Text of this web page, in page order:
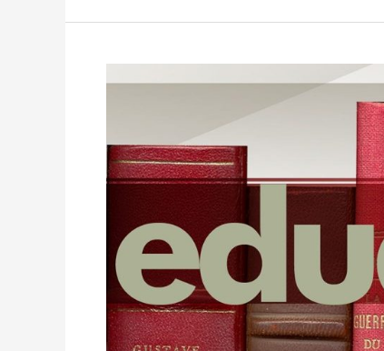
2